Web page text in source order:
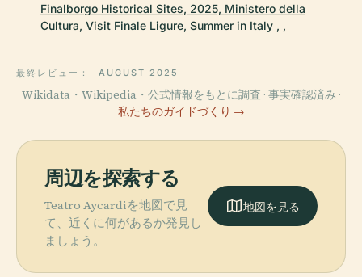
Finalborgo Historical Sites, 2025, Ministero della
Cultura, Visit Finale Ligure, Summer in Italy , ,
最終レビュー： AUGUST 2025
Wikidata・Wikipedia・公式情報をもとに調査 · 事実確認済み ·
私たちのガイドづくり →
周辺を探索する
Teatro Aycardiを地図で見
て、近くに何があるか発見し
ましょう。
地図を見る